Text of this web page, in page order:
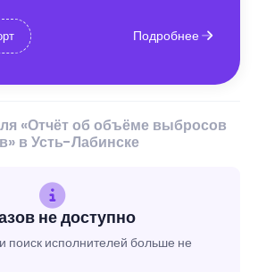
Подробнее
«Отчёт об объёме выбросов
в Усть-Лабинске
не доступно
поиск исполнителей больше не